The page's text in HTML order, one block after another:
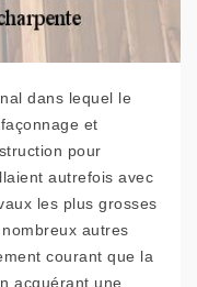
dans lequel le
et
pour
autrefois avec
les plus grosses
autres
courant que la
acquérant une